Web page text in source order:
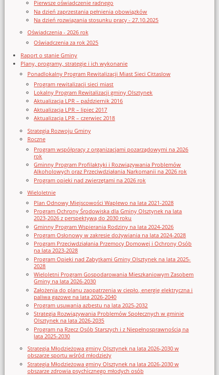
Pierwsze oświadczenie radnego
Na dzień zaprzestania pełnienia obowiązków
Na dzień rozwiązania stosunku pracy - 27.10.2025
Oświadczenia - 2026 rok
Oświadczenia za rok 2025
Raport o stanie Gminy
Plany, programy, strategie i ich wykonanie
Ponadlokalny Program Rewitalizacji Miast Sieci Cittaslow
Program rewitalizacji sieci miast
Lokalny Program Rewitalizacji gminy Olsztynek
Aktualizacja LPR – październik 2016
Aktualizacja LPR – lipiec 2017
Aktualizacja LPR – czerwiec 2018
Strategia Rozwoju Gminy
Roczne
Program współpracy z organizacjami pozarządowymi na 2026
rok
Gminny Program Profilaktyki i Rozwiązywania Problemów
Alkoholowych oraz Przeciwdziałania Narkomanii na 2026 rok
Program opieki nad zwierzętami na 2026 rok
Wieloletnie
Plan Odnowy Miejscowości Waplewo na lata 2021-2028
Program Ochrony Środowiska dla Gminy Olsztynek na lata
2023-2026 z perspektywą do 2030 roku
Gminny Program Wspierania Rodziny na lata 2024-2026
Program Osłonowy w zakresie dożywiania na lata 2024-2028
Program Przeciwdziałania Przemocy Domowej i Ochrony Osób
na lata 2023-2028
Program Opieki nad Zabytkami Gminy Olsztynek na lata 2025-
2028
Wieloletni Program Gospodarowania Mieszkaniowym Zasobem
Gminy na lata 2026-2030
Założenia do planu zaopatrzenia w ciepło, energię elektryczna i
paliwa gazowe na lata 2026-2040
Program usuwania azbestu na lata 2025-2032
Strategia Rozwiązywania Problemów Społecznych w gminie
Olsztynek na lata 2026-2035
Program na Rzecz Osób Starszych i z Niepełnosprawnością na
lata 2025-2030
Strategia Młodzieżowa gminy Olsztynek na lata 2026-2030 w
obszarze sportu wśród młodzieży
Strategia Młodzieżowa gminy Olsztynek na lata 2026-2030 w
obszarze zdrowia psychicznego młodych osób